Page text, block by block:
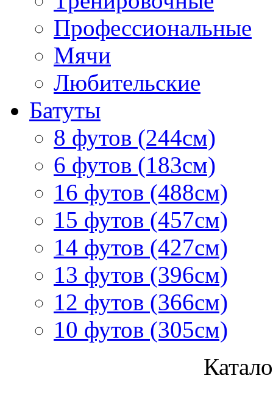
Профессиональные
Мячи
Любительские
Батуты
8 футов (244см)
6 футов (183см)
16 футов (488см)
15 футов (457см)
14 футов (427см)
13 футов (396см)
12 футов (366см)
10 футов (305см)